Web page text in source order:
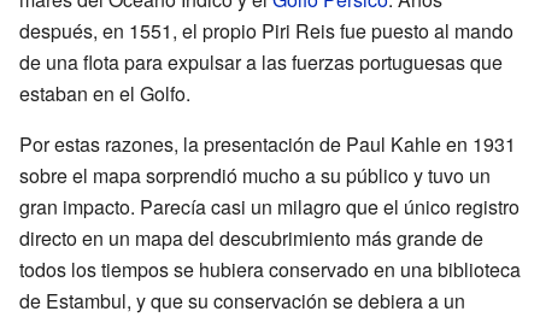
después, en 1551, el propio Piri Reis fue puesto al mando
de una flota para expulsar a las fuerzas portuguesas que
estaban en el Golfo.
Por estas razones, la presentación de Paul Kahle en 1931
sobre el mapa sorprendió mucho a su público y tuvo un
gran impacto. Parecía casi un milagro que el único registro
directo en un mapa del descubrimiento más grande de
todos los tiempos se hubiera conservado en una biblioteca
de Estambul, y que su conservación se debiera a un